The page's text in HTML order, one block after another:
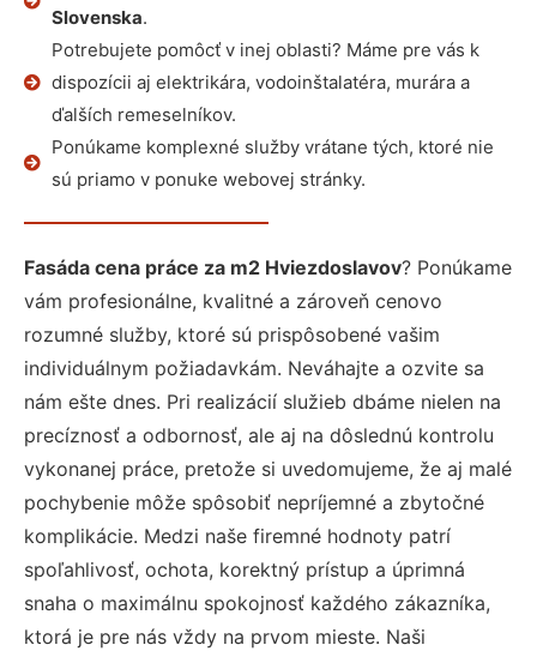
Slovenska.
Potrebujete pomôcť v inej oblasti? Máme pre vás k
dispozícii aj elektrikára, vodoinštalatéra, murára a
ďalších remeselníkov.
Ponúkame komplexné služby vrátane tých, ktoré nie
sú priamo v ponuke webovej stránky.
Fasáda cena práce za m2 Hviezdoslavov? Ponúkame
vám profesionálne, kvalitné a zároveň cenovo
rozumné služby, ktoré sú prispôsobené vašim
individuálnym požiadavkám. Neváhajte a ozvite sa
nám ešte dnes. Pri realizácií služieb dbáme nielen na
precíznosť a odbornosť, ale aj na dôslednú kontrolu
vykonanej práce, pretože si uvedomujeme, že aj malé
pochybenie môže spôsobiť nepríjemné a zbytočné
komplikácie. Medzi naše firemné hodnoty patrí
spoľahlivosť, ochota, korektný prístup a úprimná
snaha o maximálnu spokojnosť každého zákazníka,
ktorá je pre nás vždy na prvom mieste. Naši